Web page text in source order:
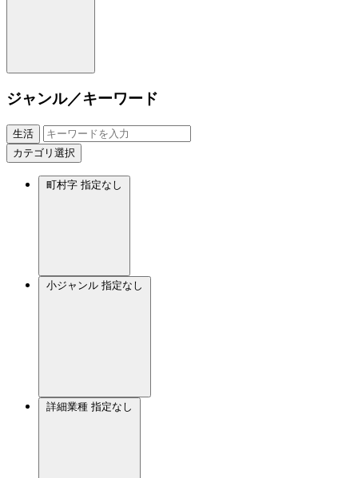
ジャンル／キーワード
生活
カテゴリ選択
町村字 指定なし
小ジャンル 指定なし
詳細業種 指定なし